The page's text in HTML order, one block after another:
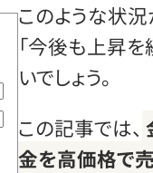
このような状況
「今後も上昇
いでしょう。
この記事では、
金を高価格で